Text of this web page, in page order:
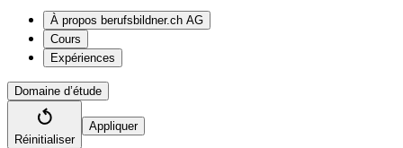
À propos berufsbildner.ch AG
Cours
Expériences
Domaine d’étude
Réinitialiser
Appliquer